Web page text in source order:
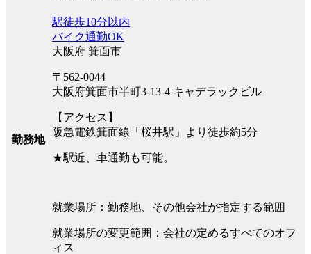
勤務地
駅徒歩10分以内
バイク通勤OK
大阪府 箕面市
〒562-0044
大阪府箕面市半町3-13-4 キャデラックビル
【アクセス】
阪急電鉄箕面線「桜井駅」より徒歩約5分
★駅近、車通勤も可能。
就業場所：勤務地、その他会社が指定する範囲
就業場所の変更範囲：会社の定めるすべてのオフ
ィス